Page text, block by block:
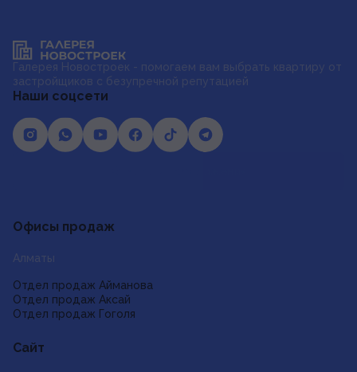
Галерея Новостроек - помогаем вам выбрать квартиру от
застройщиков с безупречной репутацией
Наши соцсети
Офисы продаж
Алматы
Отдел продаж Айманова
Отдел продаж Аксай
Отдел продаж Гоголя
Сайт